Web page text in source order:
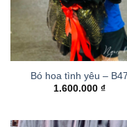
Bó hoa tình yêu – B47
1.600.000 ₫